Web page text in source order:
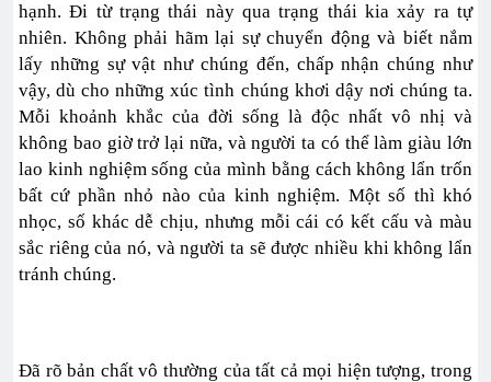
hạnh. Đi từ trạng thái này qua trạng thái kia xảy ra tự
nhiên. Không phải hãm lại sự chuyển động và biết nắm
lấy những sự vật như chúng đến, chấp nhận chúng như
vậy, dù cho những xúc tình chúng khơi dậy nơi chúng ta.
Mỗi khoảnh khắc của đời sống là độc nhất vô nhị và
không bao giờ trở lại nữa, và người ta có thể làm giàu lớn
lao kinh nghiệm sống của mình bằng cách không lẩn trốn
bất cứ phần nhỏ nào của kinh nghiệm. Một số thì khó
nhọc, số khác dễ chịu, nhưng mỗi cái có kết cấu và màu
sắc riêng của nó, và người ta sẽ được nhiều khi không lẩn
tránh chúng.
Đã rõ bản chất vô thường của tất cả mọi hiện tượng, trong